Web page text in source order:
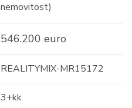
nemovitost)
546.200 euro
REALITYMIX-MR15172
3+kk